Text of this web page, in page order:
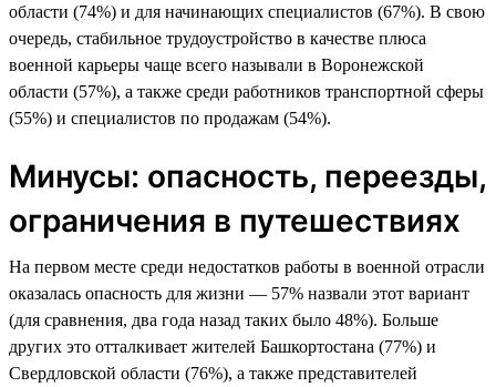
области (74%) и для начинающих специалистов (67%). В свою
очередь, стабильное трудоустройство в качестве плюса
военной карьеры чаще всего называли в Воронежской
области (57%), а также среди работников транспортной сферы
(55%) и специалистов по продажам (54%).
Минусы: опасность, переезды,
ограничения в путешествиях
На первом месте среди недостатков работы в военной отрасли
оказалась опасность для жизни — 57% назвали этот вариант
(для сравнения, два года назад таких было 48%). Больше
других это отталкивает жителей Башкортостана (77%) и
Свердловской области (76%), а также представителей